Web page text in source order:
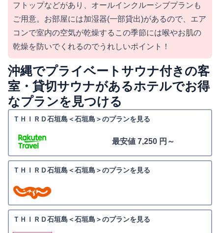
フトップなどがあり、オールインクルーシブプランも
ご用意。お部屋には加湿器(一部貸出)があるので、エア
コンで室内の空気が乾燥するこの季節には喉やお肌の
乾燥を防いでくれるのでうれしいポイント！
沖縄でプライベートサウナ付きの客
室・貸切サウナがあるホテルでお得
なプランを見つける
ＴＨＩＲＤ石垣島＜石垣島＞のプランを見る
最安値 7,250 円～
ＴＨＩＲＤ石垣島＜石垣島＞のプランを見る
ＴＨＩＲＤ石垣島＜石垣島＞のプランを見る